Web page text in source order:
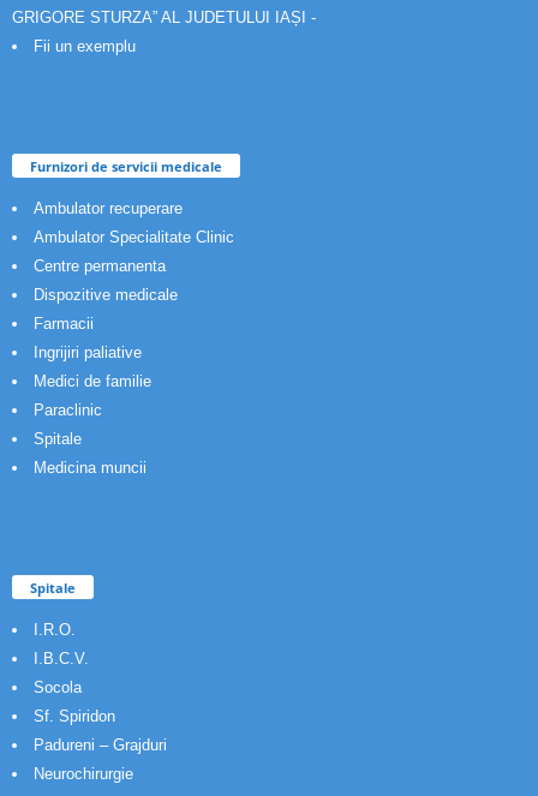
GRIGORE STURZA” AL JUDETULUI IAȘI -
Fii un exemplu
Furnizori de servicii medicale
Ambulator recuperare
Ambulator Specialitate Clinic
Centre permanenta
Dispozitive medicale
Farmacii
Ingrijiri paliative
Medici de familie
Paraclinic
Spitale
Medicina muncii
Spitale
I.R.O.
I.B.C.V.
Socola
Sf. Spiridon
Padureni – Grajduri
Neurochirurgie